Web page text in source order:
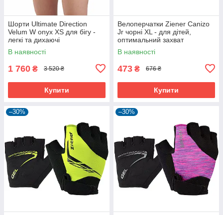
Шорти Ultimate Direction
Velum W onyx XS для бігу -
легкі та дихаючі
В наявності
1 760 ₴ 3 520 ₴
Купити
Велоперчатки Ziener Canizo
Jr чорні XL - для дітей,
оптимальний захват
В наявності
473 ₴ 676 ₴
Купити
–30% –30%